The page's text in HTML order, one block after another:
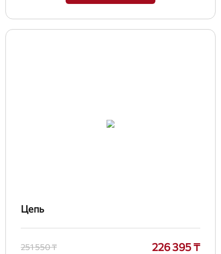
Цепь
251 550 ₸ 226 395 ₸